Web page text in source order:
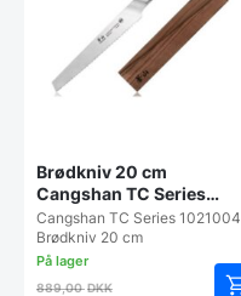
Brødkniv 20 cm
Cangshan TC Series
1021004
Cangshan TC Series 1021004
Brødkniv 20 cm
889,00DKKDen